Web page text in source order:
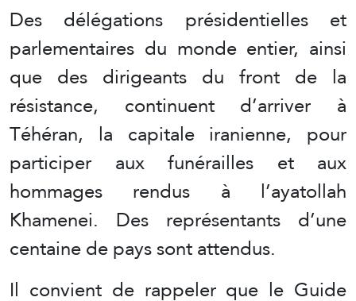
Des délégations présidentielles et
parlementaires du monde entier, ainsi
que des dirigeants du front de la
résistance, continuent d’arriver à
Téhéran, la capitale iranienne, pour
participer aux funérailles et aux
hommages rendus à l’ayatollah
Khamenei. Des représentants d’une
centaine de pays sont attendus.
Il convient de rappeler que le Guide